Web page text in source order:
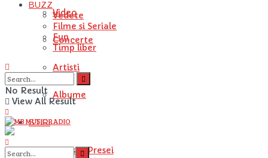
Video
Concerte
Artisti
Albume
STIRI
Revista Presei
BUZZ
Vedete
Filme si Seriale
Fun
Timp liber
No Result
View All Result